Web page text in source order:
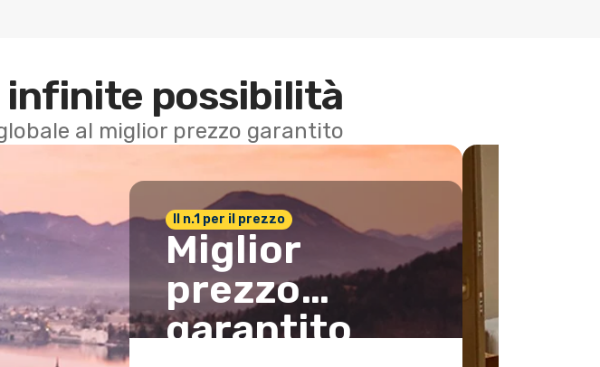
infinite possibilità
al miglior prezzo garantito
Il n.1 per il prezzo
Miglior
prezzo
garantito